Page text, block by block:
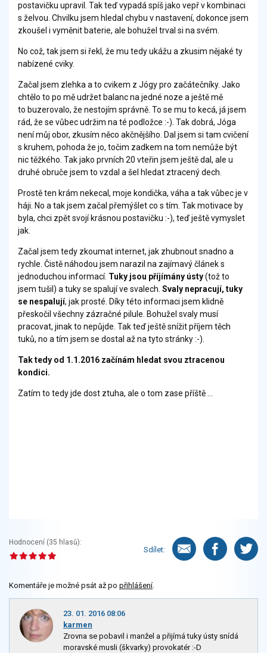
postavičku upravil. Tak teď vypadá spíš jako vepř v kombinaci
s želvou. Chvilku jsem hledal chybu v nastavení, dokonce jsem
zkoušel i vyměnit baterie, ale bohužel trval si na svém.
No což, tak jsem si řekl, že mu tedy ukážu a zkusim nějaké ty
nabízené cviky.
Začal jsem zlehka a to cvikem z Jógy pro začátečníky. Jako
chtělo to po mě udržet balanc na jedné noze a ještě mě
to buzerovalo, že nestojím správně. To se mu to kecá, já jsem
rád, že se vůbec udržim na té podložce :-). Tak dobrá, Jóga
není můj obor, zkusím něco akčnějšího. Dal jsem si tam cvičení
s kruhem, pohoda že jo, točim zadkem na tom nemůže být
nic těžkého. Tak jako prvních 20 vteřin jsem ještě dal, ale u
druhé obruče jsem to vzdal a šel hledat ztracený dech.
Prostě ten krám nekecal, moje kondička, váha a tak vůbec je v
háji. No a tak jsem začal přemýšlet co s tím. Tak motivace by
byla, chci zpět svojí krásnou postavičku :-), teď ještě vymyslet
jak.
Začal jsem tedy zkoumat internet, jak zhubnout snadno a
rychle. Čistě náhodou jsem narazil na zajímavý článek s
jednoduchou informací. Tuky jsou příjímány ústy(tož to
jsem tušil) a tuky se spalují ve svalech. Svaly nepracují, tuky
se nespalují, jak prosté. Díky této informaci jsem klidně
přeskočil všechny zázračné pilule. Bohužel svaly musí
pracovat, jinak to nepůjde. Tak teď ještě snížit příjem těch
tuků, no a tím jsem se dostal až na tyto stránky :-).
Tak tedy od 1.1.2016 začínám hledat svou ztracenou
kondici.
Zatím to tedy jde dost ztuha, ale o tom zase příště ...
Hodnocení (35 hlasů):
Sdílet:
Komentáře je možné psát až po přihlášení.
23. 01. 2016 08:06
karmen
Zrovna se pobavil i manžel a přijímá tuky ústy snídá
moravské musli (škvarky) provokatér :-D